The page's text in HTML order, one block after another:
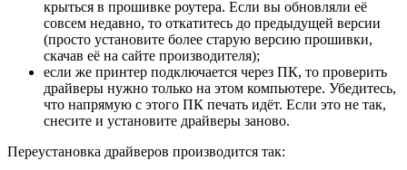
крыться в прошивке роутера. Если вы обновляли её
совсем недавно, то откатитесь до предыдущей версии
(просто установите более старую версию прошивки,
скачав её на сайте производителя);
если же принтер подключается через ПК, то проверить
драйверы нужно только на этом компьютере. Убедитесь,
что напрямую с этого ПК печать идёт. Если это не так,
снесите и установите драйверы заново.
Переустановка драйверов производится так: